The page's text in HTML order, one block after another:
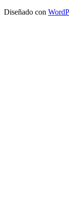
Diseñado con